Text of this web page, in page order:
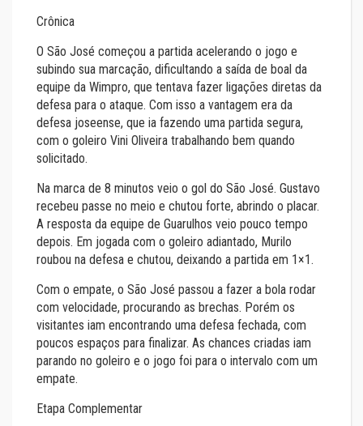
Crônica
O São José começou a partida acelerando o jogo e
subindo sua marcação, dificultando a saída de boal da
equipe da Wimpro, que tentava fazer ligações diretas da
defesa para o ataque. Com isso a vantagem era da
defesa joseense, que ia fazendo uma partida segura,
com o goleiro Vini Oliveira trabalhando bem quando
solicitado.
Na marca de 8 minutos veio o gol do São José. Gustavo
recebeu passe no meio e chutou forte, abrindo o placar.
A resposta da equipe de Guarulhos veio pouco tempo
depois. Em jogada com o goleiro adiantado, Murilo
roubou na defesa e chutou, deixando a partida em 1×1.
Com o empate, o São José passou a fazer a bola rodar
com velocidade, procurando as brechas. Porém os
visitantes iam encontrando uma defesa fechada, com
poucos espaços para finalizar. As chances criadas iam
parando no goleiro e o jogo foi para o intervalo com um
empate.
Etapa Complementar